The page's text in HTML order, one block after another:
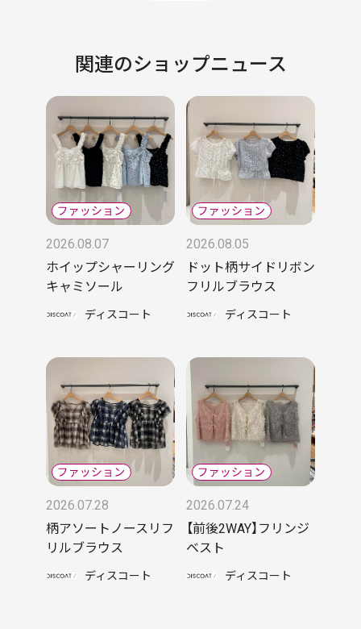
関連のショップニュース
2026.08.07
ホイップシャーリング
キャミソール
ディスコート
2026.08.05
ドット柄サイドリボン
フリルブラウス
ディスコート
2026.07.28
柄アソートノースリフ
リルブラウス
ディスコート
2026.07.24
【前後2WAY】フリンジ
ベスト
ディスコート